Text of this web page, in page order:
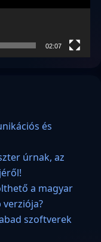
02:07
és
úrnak, az
a magyar
szoftverek